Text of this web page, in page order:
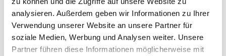
analysieren. Außerdem geben wir Informationen zu Ihrer
Verwendung unserer Website an unsere Partner für
soziale Medien, Werbung und Analysen weiter. Unsere
Partner führen diese Informationen möglicherweise mit
Mehr Infos in den RN, Ausgabe 23.06.26
Lokalseite